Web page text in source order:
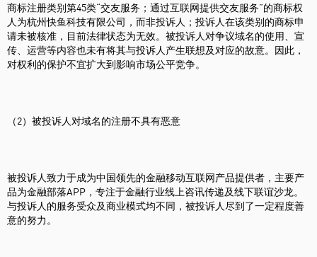
商标注册类别第45类“交友服务；通过互联网提供交友服务”的商标权
人为杭州快鱼科技有限公司，而非投诉人；投诉人在该类别的商标申
请未被核准，目前法律状态为无效。被投诉人对争议域名的使用、宣
传、运营等内容也未有将其与投诉人产生联想及对应的故意。因此，
对权利的保护不宜扩大到影响市场公平竞争。
（2）被投诉人对域名的注册不具有恶意
被投诉人致力于成为中国领先的金融移动互联网产品提供者，主要产
品为金融部落APP，专注于金融行业线上咨讯传递及线下联谊沙龙。
与投诉人的服务受众及商业模式均不同，被投诉人尽到了一定程度善
意的努力。